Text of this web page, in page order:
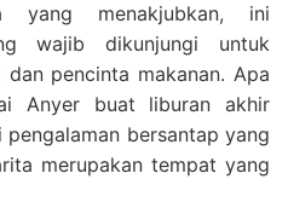
yang menakjubkan, ini
wajib dikunjungi untuk
pencinta makanan. Apa
Anyer buat liburan akhir
bersantap yang
merupakan tempat yang